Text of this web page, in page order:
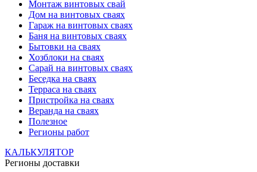
Монтаж винтовых свай
Дом на винтовых сваях
Гараж на винтовых сваях
Баня на винтовых сваях
Бытовки на сваях
Хозблоки на сваях
Сарай на винтовых сваях
Беседка на сваях
Терраса на сваях
Пристройка на сваях
Веранда на сваях
Полезное
Регионы работ
КАЛЬКУЛЯТОР
Регионы доставки